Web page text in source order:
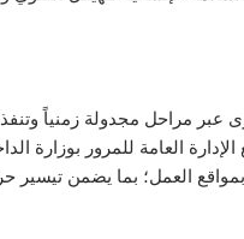
عبر مراحل مجدولة زمنياً
العامة للمرور بوزارة
بمواقع العمل؛ بما يضمن